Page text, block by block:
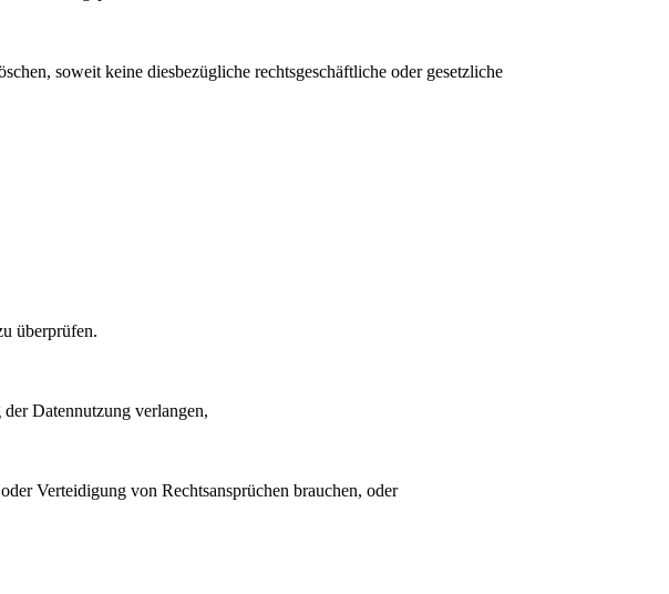
soweit keine diesbezügliche rechtsgeschäftliche oder gesetzliche
überprüfen.
Datennutzung verlangen,
Verteidigung von Rechtsansprüchen brauchen, oder